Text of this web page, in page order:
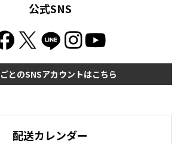
公式SNS
とのSNSアカウントはこちら
配送カレンダー